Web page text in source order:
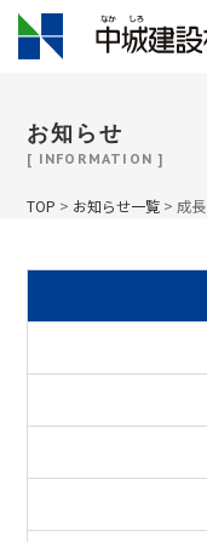
お知らせ
[ INFORMATION ]
TOP > お知らせ一覧 > 成長